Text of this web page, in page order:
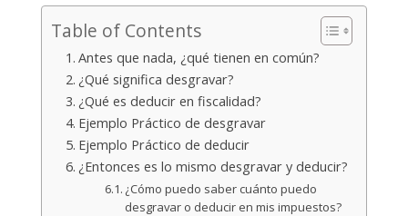
Table of Contents
Antes que nada, ¿qué tienen en común?
¿Qué significa desgravar?
¿Qué es deducir en fiscalidad?
Ejemplo Práctico de desgravar
Ejemplo Práctico de deducir
¿Entonces es lo mismo desgravar y deducir?
¿Cómo puedo saber cuánto puedo
desgravar o deducir en mis impuestos?